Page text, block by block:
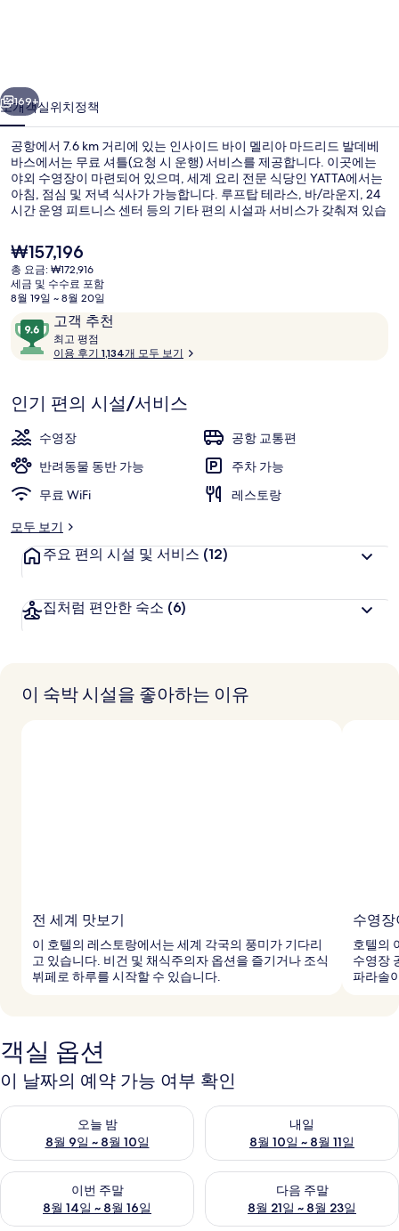
리
아
마
드
리
드
발
데
베
의
사
진
갤
러
다음
169+
소개객실위치정책
공항에서 7.6 km 거리에 있는 인사이드 바이 멜리아 마드리드 발데베
바스에서는 무료 셔틀(요청 시 운행) 서비스를 제공합니다. 이곳에는
야외 수영장이 마련되어 있으며, 세계 요리 전문 식당인 YATTA에서는
아침, 점심 및 저녁 식사가 가능합니다. 루프탑 테라스, 바/라운지, 24
시간 운영 피트니스 센터 등의 기타 편의 시설과 서비스가 갖춰져 있습
현
재
가
격
₩157,196
₩157,196
총 요금: ₩172,916
세금 및 수수료 포함
8월 19일 ~ 8월 20일
이
용
후
고객 추천
10
점
만
중
9.6
점,
객
추
최고 평점
고
점
이용 후기 1,134개 모두 보기
인기 편의 시설/서비스
수영장
공항 교통편
반려동물 동반 가능
주차 가능
무료 WiFi
레스토랑
모두 보기
주요 편의 시설 및 서비스 (12)
집처럼 편안한 숙소 (6)
이 숙박 시설을 좋아하는 이유
전 세계 맛보기
이 호텔의 레스토랑에서는 세계 각국의 풍미가 기다리
고 있습니다. 비건 및 채식주의자 옵션을 즐기거나 조식
뷔페로 하루를 시작할 수 있습니다.
수영
호텔의
수영장
파라솔
객실 옵션
이 날짜의 예약 가능 여부 확인
오늘 밤
8월 9일 ~ 8월 10일
오늘 밤 예약 가능 여부 확인, 8월 9일 ~ 8월 10일
내일
8월 10일 ~ 8월 11일
내일 예약 가능 여부 확인, 8월
이번 주말
8월 14일 ~ 8월 16일
이번 주말 예약 가능 여부 확인, 8월 14일 ~ 8월 16일
다음 주말
8월 21일 ~ 8월 23일
다음 주말 예약 가능 여부 확인